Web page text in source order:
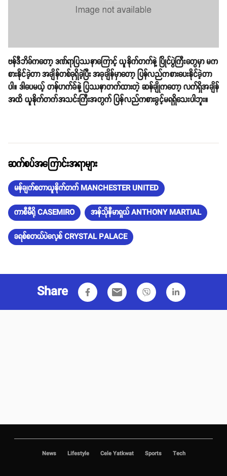
ဗန်ဒီဘိခ်ကတော့ ဒဏ်ရာပြဿနာကြောင့် ယူနိုက်တက်နဲ့ ပြိုင်ပွဲကြီးတွေမှာ မက
စားနိုင်ခဲ့တာ အချိန်တစ်ခုရှိခဲ့ပြီး အခုချိန်မှာတော့ ပြန်လည်ကစားပေးနိုင်ခဲ့တာ
ပါ။ ဒါပေမယ့် တန်ဟက်ခ်နဲ့ ပြဿနာတက်ထားတဲ့ ဆန်ချိုကတော့ လက်ရှိအချိန်
အထိ ယူနိုက်တက်အသင်းကြီးအတွက် ပြန်လည်ကစားခွင့်မရရှိသေးပါဘူး။
ဆက်စပ်အကြောင်းအရာများ
မန်ချက်စတာယူနိုက်တက် MANCHESTER UNITED
ကာစီမီရို CASEMIRO အန်သိုနီမာရှယ် ANTHONY MARTIAL
ခရစ်စတယ်ပဲလေ့စ် CRYSTAL PALACE
Share email
News Lifestyle Cele Yatkwat Sports Tech